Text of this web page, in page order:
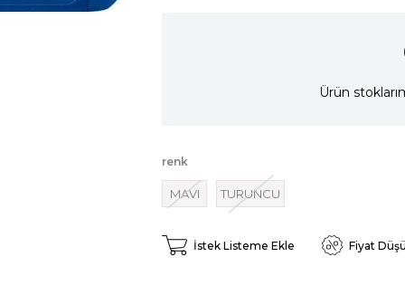
Ürün
renk
MAVI TURUNCU
İstek Listeme Ekle Fiyat